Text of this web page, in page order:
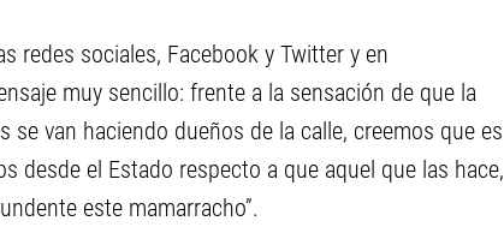
redes sociales, Facebook y Twitter y en
muy sencillo: frente a la sensación de que la
se van haciendo dueños de la calle, creemos que es
desde el Estado respecto a que aquel que las hace,
este mamarracho”.